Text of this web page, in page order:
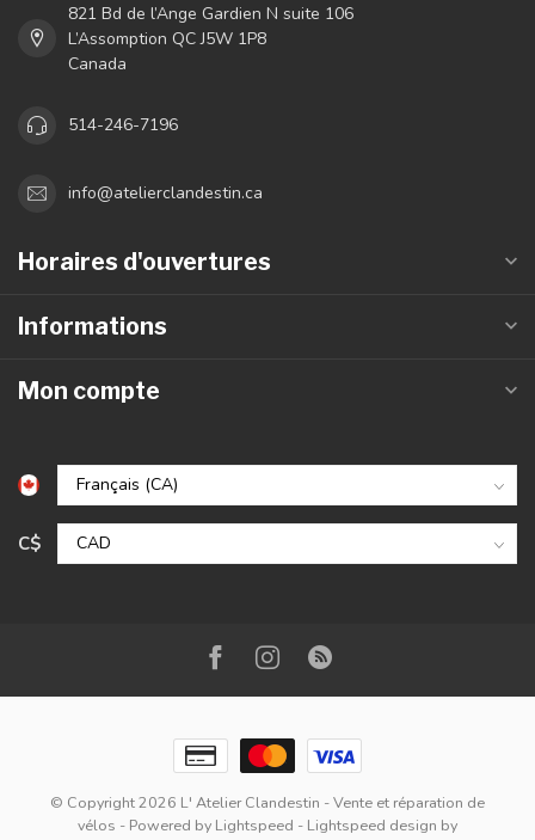
821 Bd de l’Ange Gardien N suite 106
L’Assomption QC J5W 1P8
Canada
514-246-7196
info@atelierclandestin.ca
Horaires d'ouvertures
Informations
Mon compte
C$
© Copyright 2026 L' Atelier Clandestin - Vente et réparation de
vélos - Powered by Lightspeed - Lightspeed design by